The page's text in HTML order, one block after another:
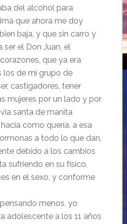
del alcohol para
que ahora me doy
baja, y que sin carro y
el Don Juan, el
que ya era
de mi grupo de
castigadores, tener
mujeres por un lado y por
santa de manita
como quería, a esa
a todo lo que dan,
debido a los cambios
sufriendo en su físico,
en el sexo, y conforme
menos, yo
adolescente a los 11 años